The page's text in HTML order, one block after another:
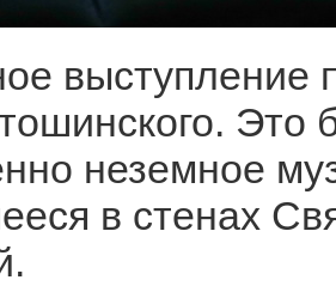
выступление
Это
неземное
в стенах